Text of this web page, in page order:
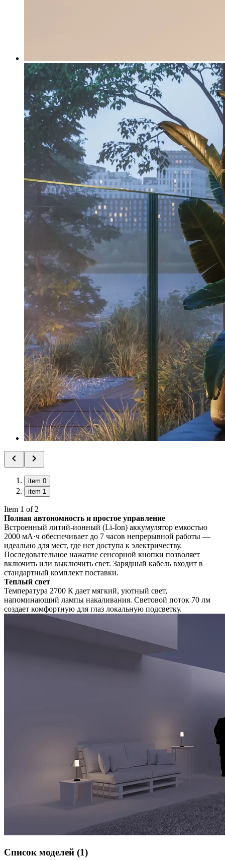
item 0
item 1
Item 1 of 2
Полная автономность и простое управление
Встроенный литий-ионный (Li-Ion) аккумулятор емкостью
2000 мА·ч обеспечивает до 7 часов непрерывной работы —
идеально для мест, где нет доступа к электричеству.
Последовательное нажатие сенсорной кнопки позволяет
включить или выключить свет. Зарядный кабель входит в
стандартный комплект поставки.
Теплый свет
Температура 2700 К дает мягкий, уютный свет,
напоминающий лампы накаливания. Световой поток 70 лм
создает комфортную для глаз локальную подсветку.
Список моделей (1)